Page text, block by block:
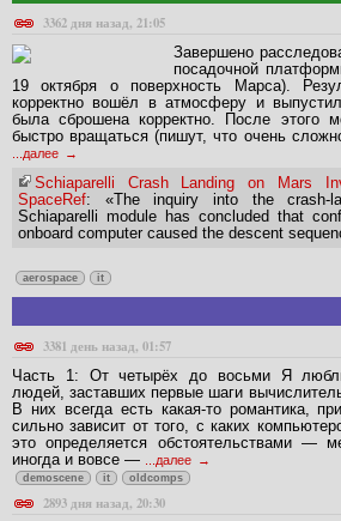
3362 дня назад, 21:05
Завершено
посадочной
19 октября о поверхность Марса).
корректно вошёл в атмосферу и
была сброшена корректно. После этого
быстро вращаться (пишут, что очень
...далее
Schiaparelli Crash Landing on Mars
SpaceRef: «The inquiry into the crash-
Schiaparelli module has concluded that
onboard computer caused the descent
aerospace it
3381 день назад, 01:57
Часть 1: От четырёх до восьми Я
людей, заставших первые шаги
В них всегда есть какая-то романтика,
сильно зависит от того, с каких
это определяется обстоятельствами —
иногда и вовсе —
...далее
demoscene it oldcomps
2893 дня назад, 20:30